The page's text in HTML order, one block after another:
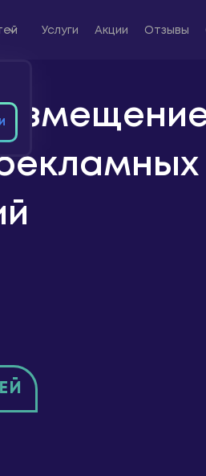
Услуги
Акции
Услуги Акции Отзывы